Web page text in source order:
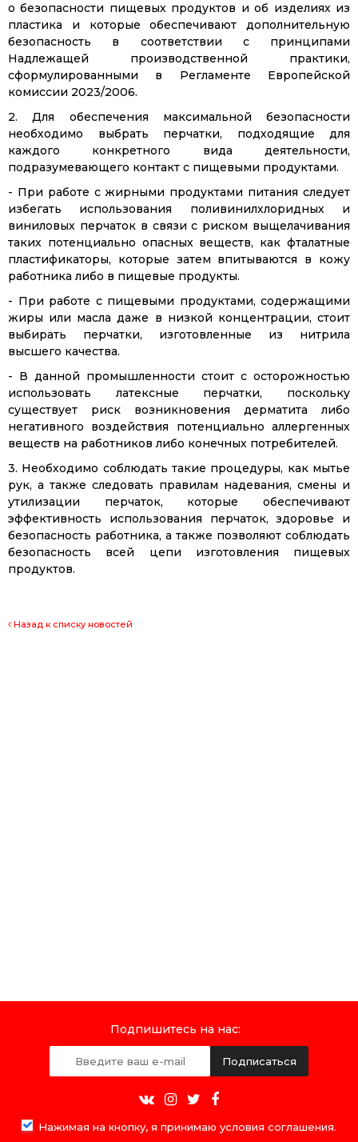
о безопасности пищевых продуктов и об изделиях из
пластика и которые обеспечивают дополнительную
безопасность в соответствии с принципами
Надлежащей производственной практики,
сформулированными в Регламенте Европейской
комиссии 2023/2006.
2. Для обеспечения максимальной безопасности
необходимо выбрать перчатки, подходящие для
каждого конкретного вида деятельности,
подразумевающего контакт с пищевыми продуктами.
- При работе с жирными продуктами питания следует
избегать использования поливинилхлоридных и
виниловых перчаток в связи с риском выщелачивания
таких потенциально опасных веществ, как фталатные
пластификаторы, которые затем впитываются в кожу
работника либо в пищевые продукты.
- При работе с пищевыми продуктами, содержащими
жиры или масла даже в низкой концентрации, стоит
выбирать перчатки, изготовленные из нитрила
высшего качества.
- В данной промышленности стоит с осторожностью
использовать латексные перчатки, поскольку
существует риск возникновения дерматита либо
негативного воздействия потенциально аллергенных
веществ на работников либо конечных потребителей.
3. Необходимо соблюдать такие процедуры, как мытье
рук, а также следовать правилам надевания, смены и
утилизации перчаток, которые обеспечивают
эффективность использования перчаток, здоровье и
безопасность работника, а также позволяют соблюдать
безопасность всей цепи изготовления пищевых
продуктов.
Назад к списку новостей
Подпишитесь на нас:
Подписаться
Нажимая на кнопку, я принимаю условия соглашения.